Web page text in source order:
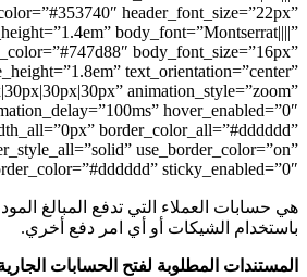
المودعة فيها عند الطلب
أخري.
الجارية